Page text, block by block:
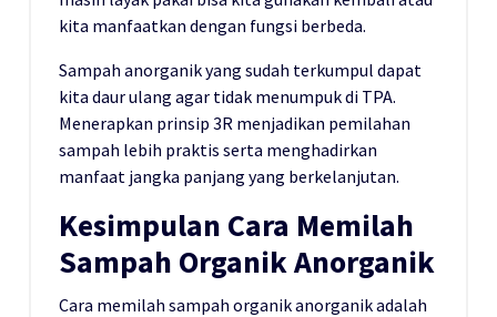
kita manfaatkan dengan fungsi berbeda.
Sampah anorganik yang sudah terkumpul dapat
kita daur ulang agar tidak menumpuk di TPA.
Menerapkan prinsip 3R menjadikan pemilahan
sampah lebih praktis serta menghadirkan
manfaat jangka panjang yang berkelanjutan.
Kesimpulan Cara Memilah
Sampah Organik Anorganik
Cara memilah sampah organik anorganik adalah